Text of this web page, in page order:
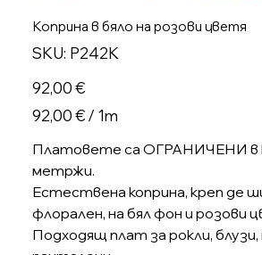
Коприна в бяло на розови цветя
SKU: SKU
P242K
P242K
Цена
92,00 €
92,00 €
на
92,00 € / 1m
Платовете са ОГРАНИЧЕНИ в
метржи.
Естествена коприна, креп де
флорален, на бял фон и розови
Подходящ плат за рокли, блузи,